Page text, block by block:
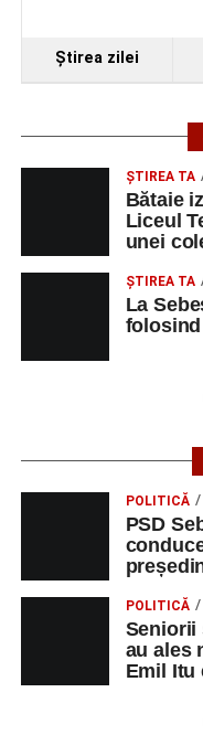
Ştirea zilei
ŞTIREA TA
Bătaie
Liceul
unei
ŞTIREA TA
La
POLITICĂ
PSD
POLITICĂ
Seniorii
au ales
Emil Itu